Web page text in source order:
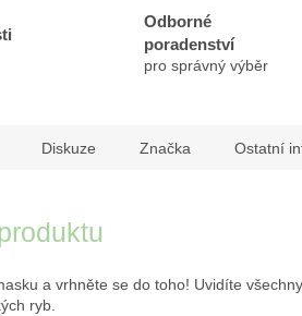
Odborné
poradenství
pro správný výběr
Diskuze Značka Ostatní
a vrhněte se do toho! Uvidíte
ryb.